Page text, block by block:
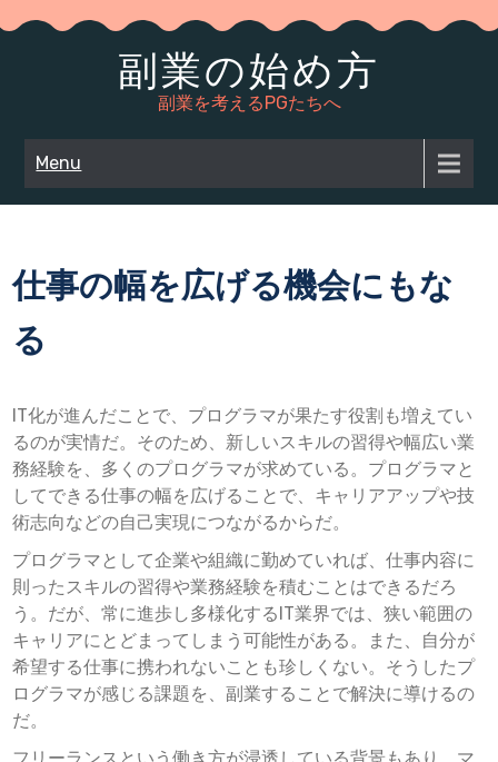
to
副業の始め方
副業を考えるPGたちへ
Menu
仕事の幅を広げる機会にもな
る
IT化が進んだことで、プログラマが果たす役割も増えてい
るのが実情だ。そのため、新しいスキルの習得や幅広い業
務経験を、多くのプログラマが求めている。プログラマと
してできる仕事の幅を広げることで、キャリアアップや技
術志向などの自己実現につながるからだ。
プログラマとして企業や組織に勤めていれば、仕事内容に
則ったスキルの習得や業務経験を積むことはできるだろ
う。だが、常に進歩し多様化するIT業界では、狭い範囲の
キャリアにとどまってしまう可能性がある。また、自分が
希望する仕事に携われないことも珍しくない。そうしたプ
ログラマが感じる課題を、副業することで解決に導けるの
だ。